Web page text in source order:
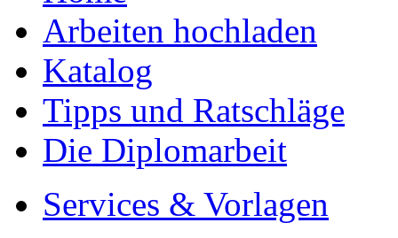
Arbeiten hochladen
Katalog
Tipps und Ratschläge
Die Diplomarbeit
Services & Vorlagen